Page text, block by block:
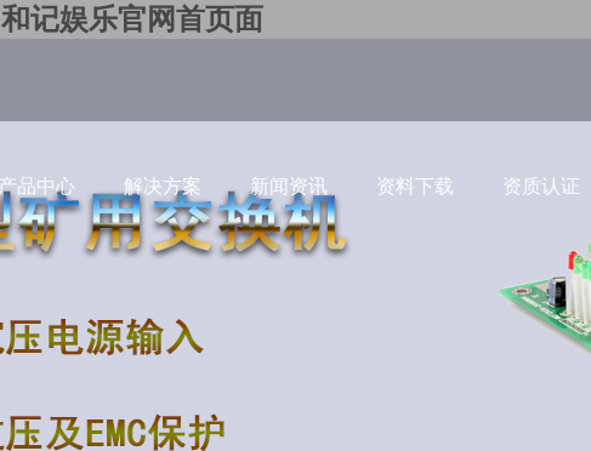
和记娱乐官网首页面
产品中心 解决方案 新闻资讯 资料下载 资质认证